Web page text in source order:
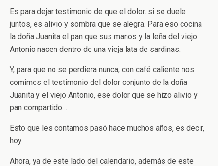
Es para dejar testimonio de que el dolor, si se duele
juntos, es alivio y sombra que se alegra. Para eso cocina
la doña Juanita el pan que sus manos y la leña del viejo
Antonio nacen dentro de una vieja lata de sardinas.
Y, para que no se perdiera nunca, con café caliente nos
comimos el testimonio del dolor conjunto de la doña
Juanita y el viejo Antonio, ese dolor que se hizo alivio y
pan compartido…
Esto que les contamos pasó hace muchos años, es decir,
hoy.
Ahora, ya de este lado del calendario, además de este